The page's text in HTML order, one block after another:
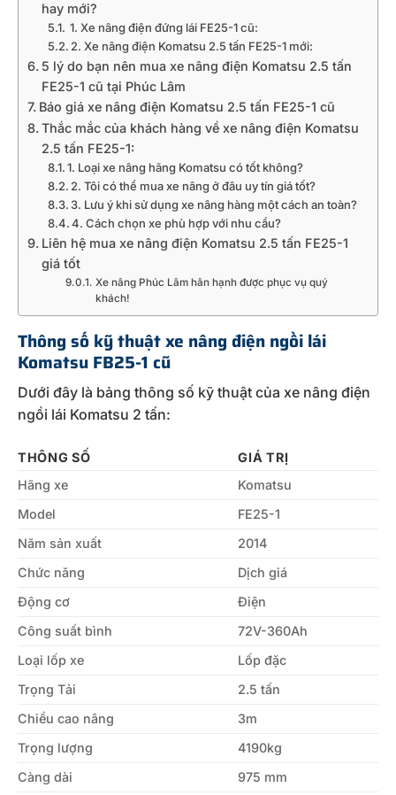
hay mới?
1. Xe nâng điện đứng lái FE25-1 cũ:
2. Xe nâng điện Komatsu 2.5 tấn FE25-1 mới:
5 lý do bạn nên mua xe nâng điện Komatsu 2.5 tấn
FE25-1 cũ tại Phúc Lâm
Báo giá xe nâng điện Komatsu 2.5 tấn FE25-1 cũ
Thắc mắc của khách hàng về xe nâng điện Komatsu
2.5 tấn FE25-1:
1. Loại xe nâng hãng Komatsu có tốt không?
2. Tôi có thể mua xe nâng ở đâu uy tín giá tốt?
3. Lưu ý khi sử dụng xe nâng hàng một cách an toàn?
4. Cách chọn xe phù hợp với nhu cầu?
Liên hệ mua xe nâng điện Komatsu 2.5 tấn FE25-1
giá tốt
Xe nâng Phúc Lâm hân hạnh được phục vụ quý
khách!
Thông số kỹ thuật xe nâng điện ngồi lái
Komatsu FB25-1 cũ
Dưới đây là bảng thông số kỹ thuật của xe nâng điện
ngồi lái Komatsu 2 tấn:
THÔNG SỐ
GIÁ TRỊ
Hãng xe
Komatsu
Model
FE25-1
Năm sản xuất
2014
Chức năng
Dịch giá
Động cơ
Điện
Công suất bình
72V-360Ah
Loại lốp xe
Lốp đặc
Trọng Tải
2.5 tấn
Chiều cao nâng
3m
Trọng lượng
4190kg
Càng dài
975 mm